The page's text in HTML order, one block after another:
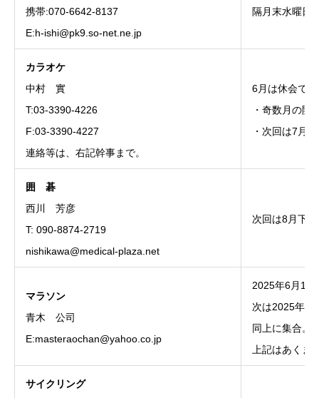
携帯:070-6642-8137
E:h-ishi@pk9.so-net.ne.jp
隔月末水曜日
カラオケ
中村 實
T:03-3390-4226
F:03-3390-4227
連絡等は、右記幹事まで。
6月は休会で
・奇数月の開
・次回は7月
囲
碁
西川 芳彦
T: 090-8874-2719
nishikawa@medical-plaza.net
次回は8月下
マラソン
青木 公司
E:masteraochan@yahoo.co.jp
2025年6月1
次は2025年7
同上に集合。
上記はあくま
サイクリング